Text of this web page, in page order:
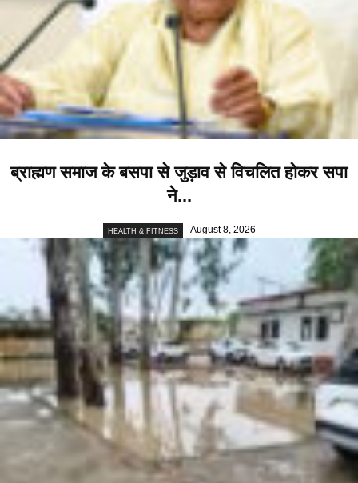
ब्राह्मण समाज के बसपा से जुड़ाव से विचलित होकर सपा
ने...
HEALTH & FITNESS August 8, 2026